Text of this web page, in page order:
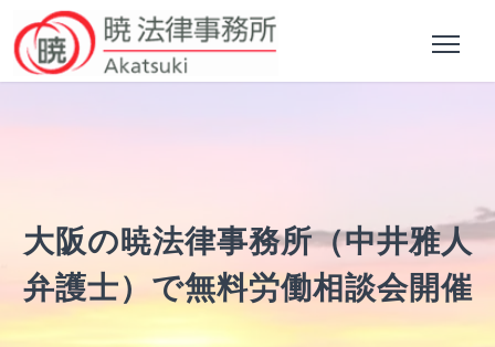
大阪の暁法律事務所（中井雅人
弁護士）で無料労働相談会開催